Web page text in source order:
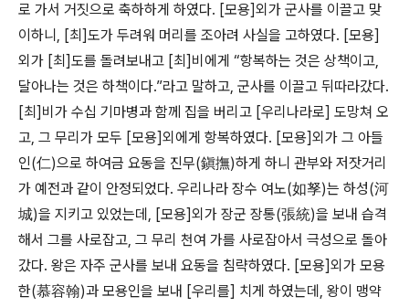
로 가서 거짓으로 축하하게 하였다. [모용]외가 군사를 이끌고 맞
이하니, [최]도가 두려워 머리를 조아려 사실을 고하였다. [모용]
외가 [최]도를 돌려보내고 [최]비에게 “항복하는 것은 상책이고,
달아나는 것은 하책이다.”라고 말하고, 군사를 이끌고 뒤따라갔다.
[최]비가 수십 기마병과 함께 집을 버리고 [우리나라로] 도망쳐 오
고, 그 무리가 모두 [모용]외에게 항복하였다. [모용]외가 그 아들
인(仁)으로 하여금 요동을 진무(鎭撫)하게 하니 관부와 저잣거리
가 예전과 같이 안정되었다. 우리나라 장수 여노(如孥)는 하성(河
城)을 지키고 있었는데, [모용]외가 장군 장통(張統)을 보내 습격
해서 그를 사로잡고, 그 무리 천여 가를 사로잡아서 극성으로 돌아
갔다. 왕은 자주 군사를 보내 요동을 침략하였다. [모용]외가 모용
한(慕容翰)과 모용인을 보내 [우리를] 치게 하였는데, 왕이 맹약